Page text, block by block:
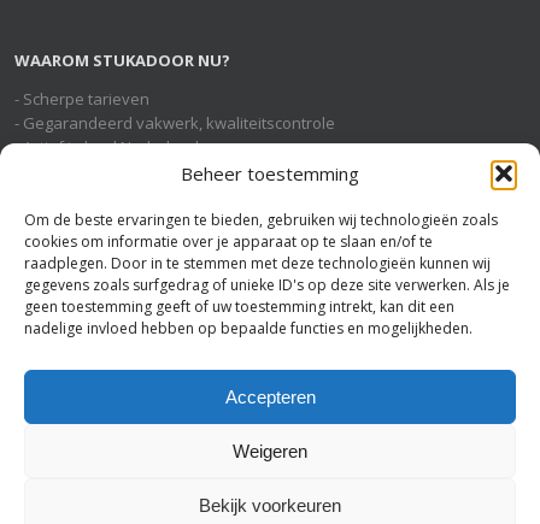
Beheer toestemming
Om de beste ervaringen te bieden, gebruiken wij technologieën zoals
cookies om informatie over je apparaat op te slaan en/of te
raadplegen. Door in te stemmen met deze technologieën kunnen wij
gegevens zoals surfgedrag of unieke ID's op deze site verwerken. Als je
geen toestemming geeft of uw toestemming intrekt, kan dit een
nadelige invloed hebben op bepaalde functies en mogelijkheden.
Accepteren
Weigeren
Bekijk voorkeuren
WAAROM STUKADOOR NU?
- Scherpe tarieven
- Gegarandeerd vakwerk, kwaliteitscontrole
- Actief in heel Nederland
- Geheel gratis en vrijblijvende service
STUKADOOR NU OP SOCIAL MEDIA
U BENT HIER
Stukadoor Nu>Stukadoor Breda
Disclaimer-Voorwaarden -Sitemap